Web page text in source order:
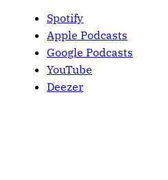
Spotify
Apple Podcasts
Google Podcasts
YouTube
Deezer